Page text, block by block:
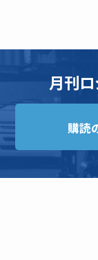
月刊
購読